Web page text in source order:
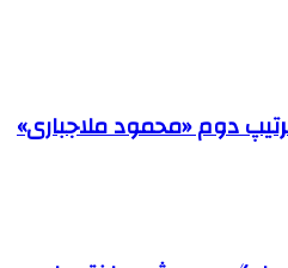
دوم «محمود ملاجباری»